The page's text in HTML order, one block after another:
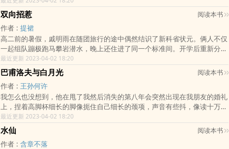
后》还不错的话请不要忘记向您QQ群和微博里的朋友推荐哦！
我想象中的不一样啊！世界暂定如下:一.猫奴助理受vs霸道总裁攻（都市）√
二.禁欲魔尊受vs妖孽和尚攻（古风）√三.透明跟班受vs强势校霸攻（校园）
√四.作死学生受vs铁血教官攻（abo）√五.软糯雌性受vs偏执兽神攻（远
古）√六.迷糊男仆受vs宠妻家主攻（现代）√七.迟钝身娇受vs痴情银杏攻
（异世）... 各位书友要是觉得《【快穿】天天把老攻往外推》还不错的话请
不要忘记向您QQ群和微博里的朋友推荐哦！
双向招惹 阅读本书
作者 : 提裙
高二前的暑假，戚明雨在随团旅行的途中偶然结识了新科省状元。俩人不仅
一起组队蹦极跑马攀岩潜水，晚上还住进了同一个标准间。开学后重新分
班，戚明雨发现身边竟坐了个熟人。原来“省状元”不仅和自己一届，而且还
是个不折不扣的学渣。在目睹“虚伪同桌”给校花亲妹送奶茶之后，戚明雨怒
气爆发，拎着衣领直接把人摔进操场的沙坑里。“合着你假冒状元学长接近
我，就是为了泡我妹是吧？”相处时间久了，戚明雨逐渐发现他的同桌是个
怪人。明明擅长的是政史地却非要赖在理科班垫成绩单的底；明明长了张大
众情人的脸，却对女孩子们的各种示好视而不见。直到一次朋友生日趴，小
怪人当着几十号直男兄弟的面耍酒疯表白：“我喜欢的人，一直都是你。”-父
亲去世后，靳晨拒绝母亲要接他出国的提议，仍然选择一个人留在原来的城
市生活。不仅因为这里有和父亲的所有回忆，还因为结识了一个对他来说有
些特别的少年。单向暗恋一整年后，却因为一次意外，竟当众将秘密宣之于
最近更新 2023-04-02 18:20
巴甫洛夫与白月光 阅读本书
作者 : 王孙何许
我怎么也没想到，他在甩了我然后消失的第八年会突然出现在我朋友的婚礼
上，捏着高脚杯细长的脚像扼住自己细长的颈项，声音有些抖，像读十万遍
江城子读到声音喑哑。 他说：“你相信吗……爱是一种本能。” 那之
后又过了很久，我才明白他的意思。 HE。 各位书友要是觉得《巴甫洛
夫与白月光》还不错的话请不要忘记向您QQ群和微博里的朋友推荐哦！
最近更新 2023-04-02 18:20
水仙 阅读本书
作者 : 含章不落